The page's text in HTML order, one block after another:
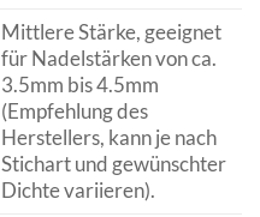
Mittlere Stärke, geeignet
für Nadelstärken von ca.
3.5mm bis 4.5mm
(Empfehlung des
Herstellers, kann je nach
Stichart und gewünschter
Dichte variieren).